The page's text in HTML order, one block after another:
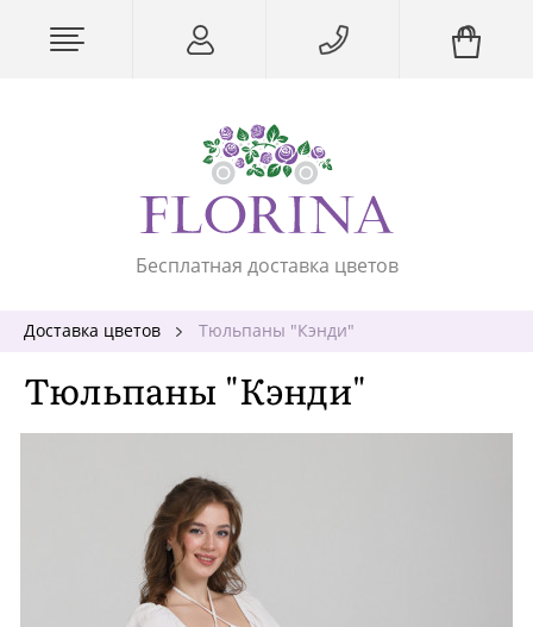
Бесплатная доставка цветов
Доставка цветов Тюльпаны "Кэнди"
Тюльпаны "Кэнди"